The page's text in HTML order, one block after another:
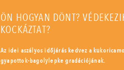
ÖN HOGYAN DÖNT?
KOCKÁZTAT?
Az idei aszályos időjárás kedvez a
gyapottok-bagolylepke gradációjának.